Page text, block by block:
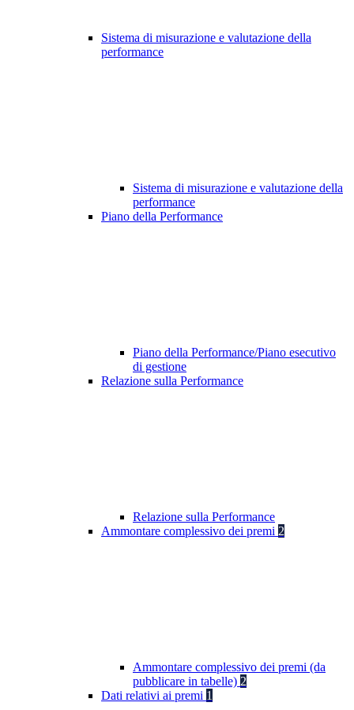
Sistema di misurazione e valutazione della
performance
Sistema di misurazione e valutazione della
performance
Piano della Performance
Piano della Performance/Piano esecutivo
di gestione
Relazione sulla Performance
Relazione sulla Performance
Ammontare complessivo dei premi 2
Ammontare complessivo dei premi (da
pubblicare in tabelle) 2
Dati relativi ai premi 1